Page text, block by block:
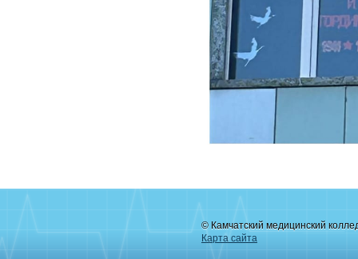
© Камчатский медицинский
Карта сайта